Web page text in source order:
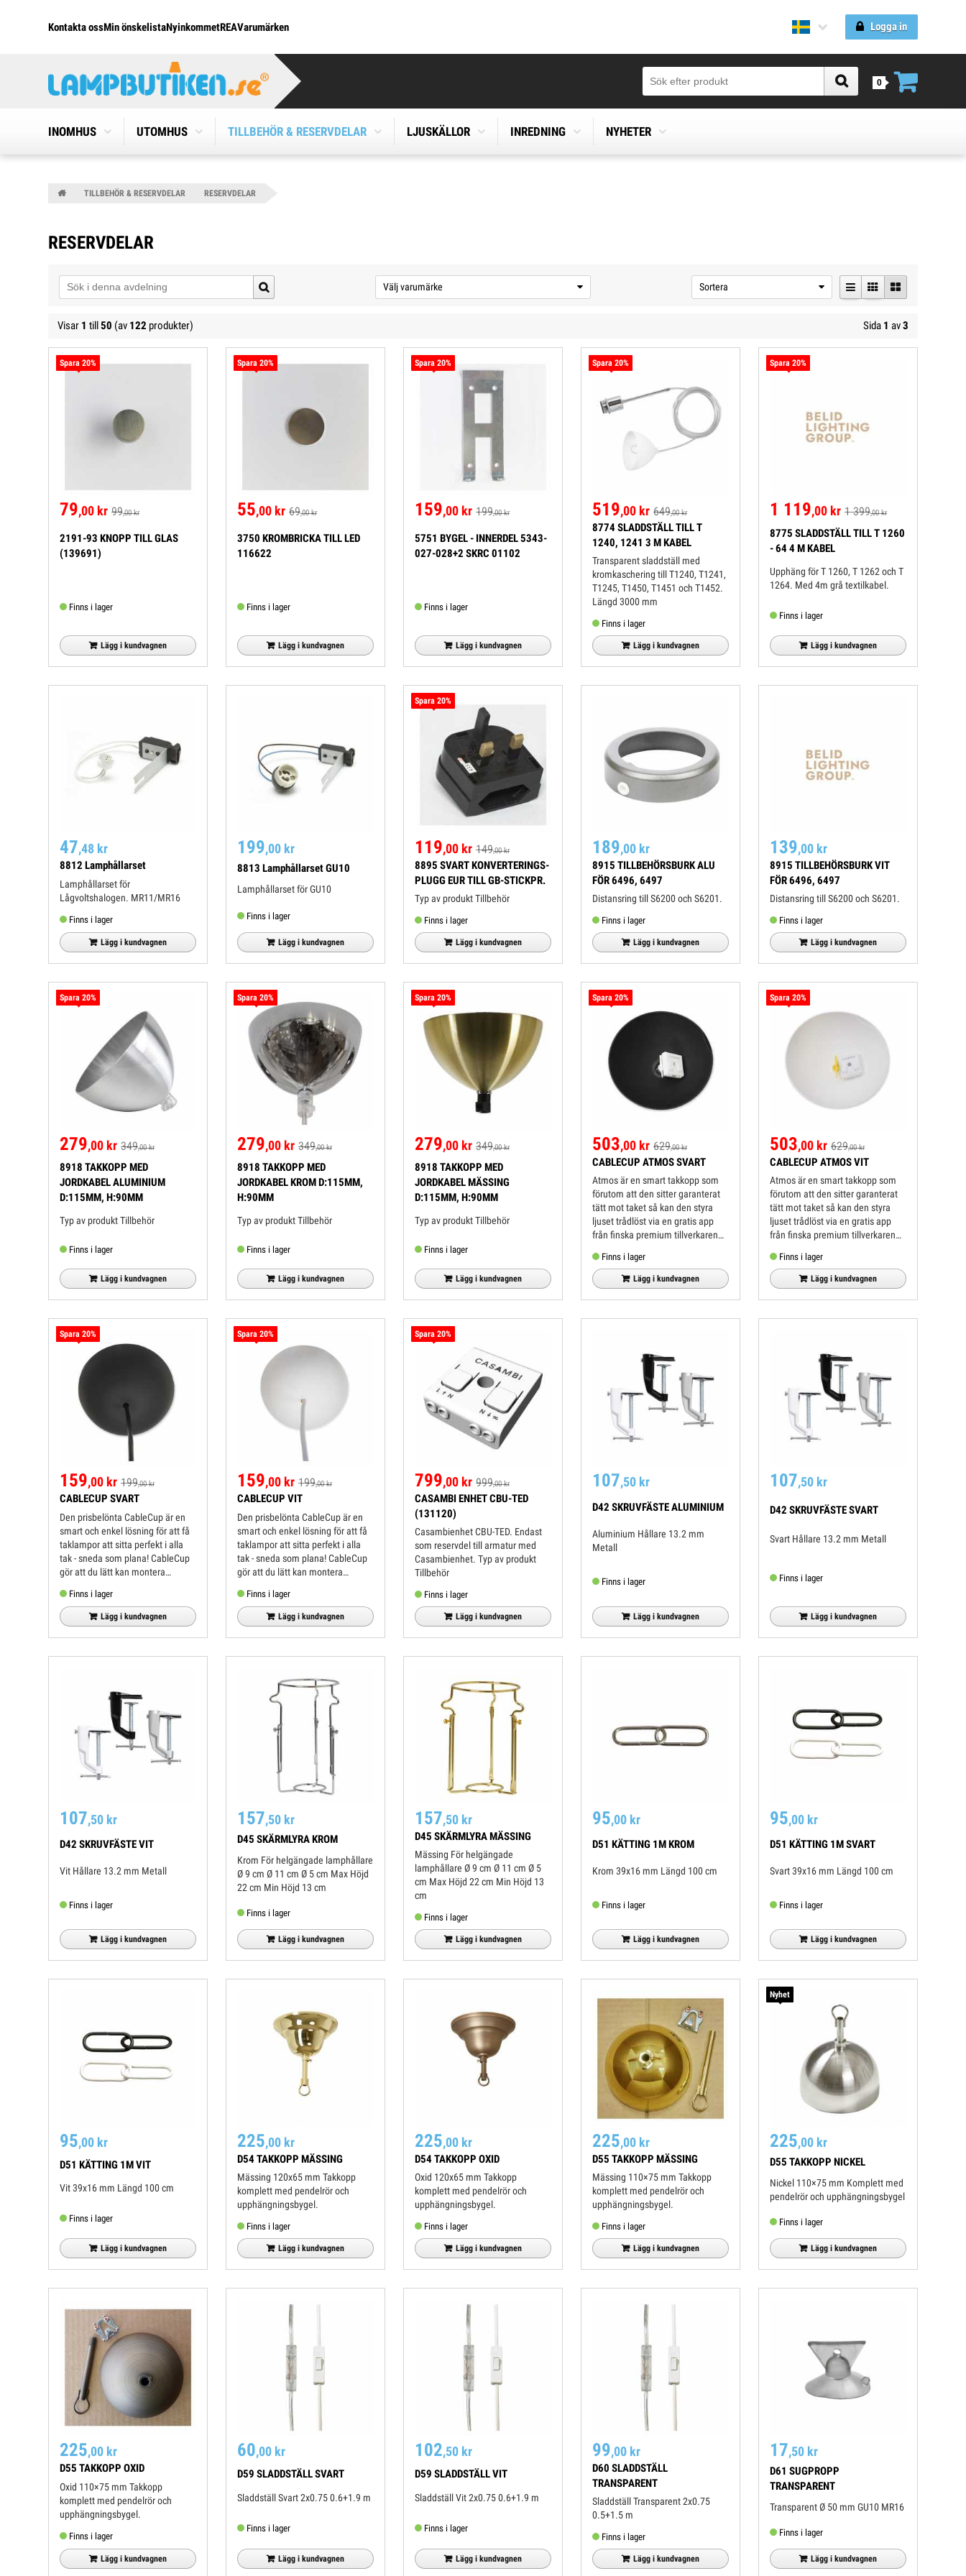
Kontakta ossMin önskelistaNyinkommetREAVarumärken Logga in
0
INOMHUS UTOMHUS TILLBEHÖR & RESERVDELAR LJUSKÄLLOR INREDNING NYHETER
TILLBEHÖR & RESERVDELAR RESERVDELAR
RESERVDELAR
Välj varumärke Sortera
Visar 1 till50 (av 122 produkter) Sida 1 av3
2191-93 KNOPP TILL GLAS
(139691)
79,00 kr 99,00 kr
Finns i lager
Lägg i kundvagnen
Spara 20%
3750 KROMBRICKA TILL LED
116622
55,00 kr 69,00 kr
Finns i lager
Lägg i kundvagnen
Spara 20%
5751 BYGEL - INNERDEL 5343-
027-028+2 SKRC 01102
159,00 kr 199,00 kr
Finns i lager
Lägg i kundvagnen
Spara 20%
8774 SLADDSTÄLL TILL T
1240, 1241 3 M KABEL
519,00 kr 649,00 kr
Transparent sladdställ med
kromkaschering till T1240, T1241,
T1245, T1450, T1451 och T1452.
Längd 3000 mm
Finns i lager
Lägg i kundvagnen
Spara 20%
8775 SLADDSTÄLL TILL T 1260
- 64 4 M KABEL
1 119,00 kr 1 399,00 kr
Upphäng för T 1260, T 1262 och T
1264. Med 4m grå textilkabel.
Finns i lager
Lägg i kundvagnen
Spara 20%
8812 Lamphållarset
47,48 kr
Lamphållarset för
Lågvoltshalogen. MR11/MR16
Finns i lager
Lägg i kundvagnen
8813 Lamphållarset GU10
199,00 kr
Lamphållarset för GU10
Finns i lager
Lägg i kundvagnen
8895 SVART KONVERTERINGS-
PLUGG EUR TILL GB-STICKPR.
119,00 kr 149,00 kr
Typ av produkt Tillbehör
Finns i lager
Lägg i kundvagnen
Spara 20%
8915 TILLBEHÖRSBURK ALU
FÖR 6496, 6497
189,00 kr
Distansring till S6200 och S6201.
Finns i lager
Lägg i kundvagnen
8915 TILLBEHÖRSBURK VIT
FÖR 6496, 6497
139,00 kr
Distansring till S6200 och S6201.
Finns i lager
Lägg i kundvagnen
8918 TAKKOPP MED
JORDKABEL ALUMINIUM
D:115MM, H:90MM
279,00 kr 349,00 kr
Typ av produkt Tillbehör
Finns i lager
Lägg i kundvagnen
Spara 20%
8918 TAKKOPP MED
JORDKABEL KROM D:115MM,
H:90MM
279,00 kr 349,00 kr
Typ av produkt Tillbehör
Finns i lager
Lägg i kundvagnen
Spara 20%
8918 TAKKOPP MED
JORDKABEL MÄSSING
D:115MM, H:90MM
279,00 kr 349,00 kr
Typ av produkt Tillbehör
Finns i lager
Lägg i kundvagnen
Spara 20%
CABLECUP ATMOS SVART
503,00 kr 629,00 kr
Atmos är en smart takkopp som
förutom att den sitter garanterat
tätt mot taket så kan den styra
ljuset trådlöst via en gratis app
från finska premium tillverkaren
dina lampor, ställa in olika
scenarier för...
Finns i lager
Lägg i kundvagnen
Spara 20%
CABLECUP ATMOS VIT
503,00 kr 629,00 kr
Atmos är en smart takkopp som
förutom att den sitter garanterat
tätt mot taket så kan den styra
ljuset trådlöst via en gratis app
från finska premium tillverkaren
dina lampor, ställa in olika
scenarier för...
Finns i lager
Lägg i kundvagnen
Spara 20%
CABLECUP SVART
159,00 kr 199,00 kr
Den prisbelönta CableCup är en
smart och enkel lösning för att få
taklampor att sitta perfekt i alla
tak - sneda som plana! CableCup
gör att du lätt kan montera
vrängbara koppen anpassar sig
och smiter åt vid...
Finns i lager
Lägg i kundvagnen
Spara 20%
CABLECUP VIT
159,00 kr 199,00 kr
Den prisbelönta CableCup är en
smart och enkel lösning för att få
taklampor att sitta perfekt i alla
tak - sneda som plana! CableCup
gör att du lätt kan montera
vrängbara koppen anpassar sig
och smiter åt vid...
Finns i lager
Lägg i kundvagnen
Spara 20%
CASAMBI ENHET CBU-TED
(131120)
799,00 kr 999,00 kr
Casambienhet CBU-TED. Endast
som reservdel till armatur med
Casambienhet. Typ av produkt
Tillbehör
Finns i lager
Lägg i kundvagnen
Spara 20%
D42 SKRUVFÄSTE ALUMINIUM
107,50 kr
Aluminium Hållare 13.2 mm
Metall
Finns i lager
Lägg i kundvagnen
D42 SKRUVFÄSTE SVART
107,50 kr
Svart Hållare 13.2 mm Metall
Finns i lager
Lägg i kundvagnen
D42 SKRUVFÄSTE VIT
107,50 kr
Vit Hållare 13.2 mm Metall
Finns i lager
Lägg i kundvagnen
D45 SKÄRMLYRA KROM
157,50 kr
Krom För helgängade lamphållare
Ø 9 cm Ø 11 cm Ø 5 cm Max Höjd
Finns i lager
Lägg i kundvagnen
D45 SKÄRMLYRA MÄSSING
157,50 kr
Mässing För helgängade
lamphållare Ø 9 cm Ø 11 cm Ø 5
cm Max Höjd 22 cm Min Höjd 13
cm
Finns i lager
Lägg i kundvagnen
D51 KÄTTING 1M KROM
95,00 kr
Krom 39x16 mm Längd 100 cm
Finns i lager
Lägg i kundvagnen
D51 KÄTTING 1M SVART
95,00 kr
Svart 39x16 mm Längd 100 cm
Finns i lager
Lägg i kundvagnen
D51 KÄTTING 1M VIT
95,00 kr
Vit 39x16 mm Längd 100 cm
Finns i lager
Lägg i kundvagnen
D54 TAKKOPP MÄSSING
225,00 kr
Mässing 120x65 mm Takkopp
komplett med pendelrör och
Finns i lager
Lägg i kundvagnen
D54 TAKKOPP OXID
225,00 kr
Oxid 120x65 mm Takkopp
komplett med pendelrör och
Finns i lager
Lägg i kundvagnen
D55 TAKKOPP MÄSSING
225,00 kr
Mässing 110×75 mm Takkopp
komplett med pendelrör och
upphängningsbygel.
Finns i lager
Lägg i kundvagnen
D55 TAKKOPP NICKEL
225,00 kr
Nickel 110×75 mm Komplett med
pendelrör och upphängningsbygel
Finns i lager
Lägg i kundvagnen
Nyhet
D55 TAKKOPP OXID
225,00 kr
Oxid 110×75 mm Takkopp
komplett med pendelrör och
upphängningsbygel.
Finns i lager
Lägg i kundvagnen
D59 SLADDSTÄLL SVART
60,00 kr
Sladdställ Svart 2x0.75 0.6+1.9 m
Finns i lager
Lägg i kundvagnen
D59 SLADDSTÄLL VIT
102,50 kr
Sladdställ Vit 2x0.75 0.6+1.9 m
Finns i lager
Lägg i kundvagnen
D60 SLADDSTÄLL
TRANSPARENT
99,00 kr
Sladdställ Transparent 2x0.75
0.5+1.5 m
Finns i lager
Lägg i kundvagnen
D61 SUGPROPP
TRANSPARENT
17,50 kr
Transparent Ø 50 mm GU10 MR16
Finns i lager
Lägg i kundvagnen